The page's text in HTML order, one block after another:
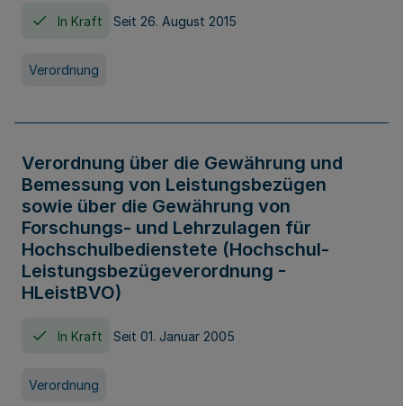
In Kraft Seit 26. August 2015
Verordnung
Verordnung über die Gewährung und
Bemessung von Leistungsbezügen
sowie über die Gewährung von
Forschungs- und Lehrzulagen für
Hochschulbedienstete (Hochschul-
Leistungsbezügeverordnung -
HLeistBVO)
In Kraft Seit 01. Januar 2005
Verordnung